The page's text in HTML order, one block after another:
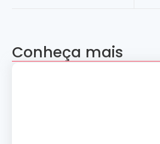
Conheça mais